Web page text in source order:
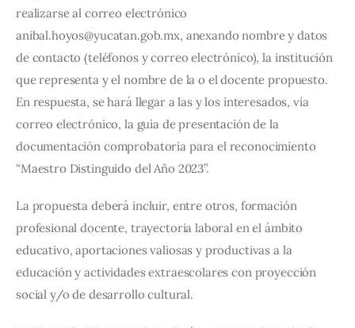
realizarse al correo electrónico
anibal.hoyos@yucatan.gob.mx, anexando nombre y datos
de contacto (teléfonos y correo electrónico), la institución
que representa y el nombre de la o el docente propuesto.
En respuesta, se hará llegar a las y los interesados, vía
correo electrónico, la guía de presentación de la
documentación comprobatoria para el reconocimiento
“Maestro Distinguido del Año 2023”.
La propuesta deberá incluir, entre otros, formación
profesional docente, trayectoria laboral en el ámbito
educativo, aportaciones valiosas y productivas a la
educación y actividades extraescolares con proyección
social y/o de desarrollo cultural.